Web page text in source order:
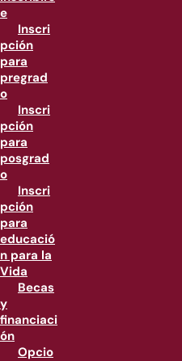
e
Inscri
pción
para
pregrad
o
Inscri
pción
para
posgrad
o
Inscri
pción
para
educació
n para la
Vida
Becas
y
financiaci
ón
Opcio